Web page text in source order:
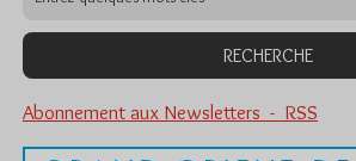
Abonnement aux Newsletters - RSS